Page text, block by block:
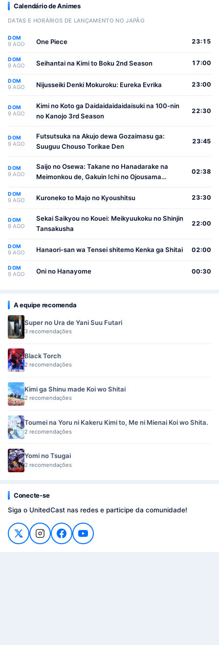
Calendário de Animes
DATAS E HORÁRIOS DE LANÇAMENTO NO JAPÃO
DOM
9 AGO One Piece 23:15
DOM
9 AGO Seihantai na Kimi to Boku 2nd Season 17:00
DOM
9 AGO Nijusseiki Denki Mokuroku: Eureka Evrika 23:00
DOM
9 AGO
Kimi no Koto ga Daidaidaidaidaisuki na 100-nin
no Kanojo 3rd Season
22:30
DOM
9 AGO
Futsutsuka na Akujo dewa Gozaimasu ga:
Suuguu Chouso Torikae Den
23:45
DOM
9 AGO
Saijo no Osewa: Takane no Hanadarake na
Meimonkou de, Gakuin Ichi no Ojousama
Osewa suru Koto ni Narimashita
02:38
DOM
9 AGO Kuroneko to Majo no Kyoushitsu 23:30
DOM
9 AGO
Sekai Saikyou no Kouei: Meikyuukoku no Shinjin
Tansakusha
22:00
DOM
9 AGO Hanaori-san wa Tensei shitemo Kenka ga Shitai 02:00
DOM
9 AGO Oni no Hanayome 00:30
A equipe recomenda
Super no Ura de Yani Suu Futari
3 recomendações
Black Torch
2 recomendações
Kimi ga Shinu made Koi wo Shitai
2 recomendações
Toumei na Yoru ni Kakeru Kimi to, Me ni Mienai Koi wo Shita.
2 recomendações
Yomi no Tsugai
2 recomendações
Conecte-se
Siga o UnitedCast nas redes e participe da comunidade!